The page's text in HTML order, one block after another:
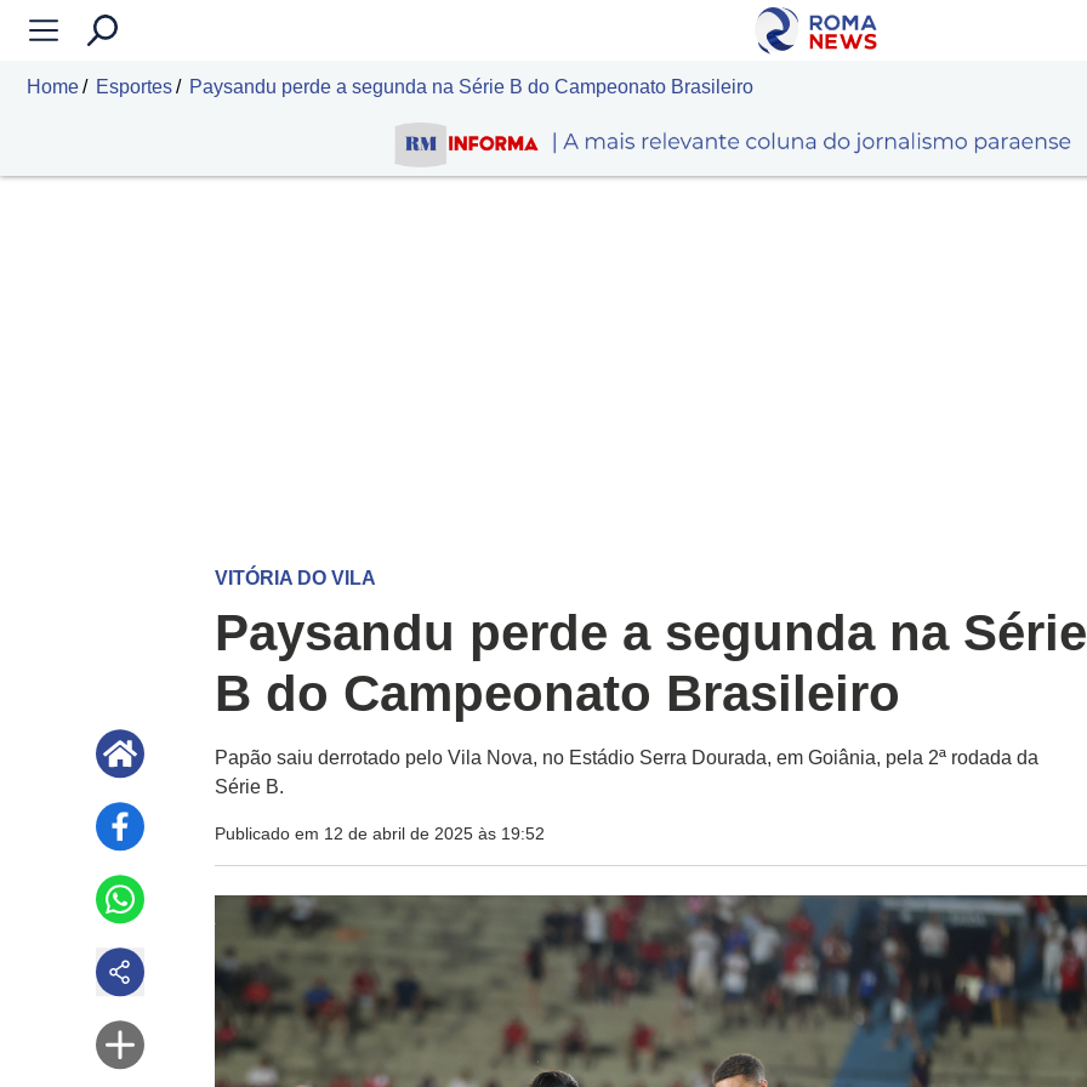
Home Esportes Paysandu perde a segunda na Série B do Campeonato Brasileiro
VITÓRIA DO VILA
Paysandu perde a segunda na Série
B do Campeonato Brasileiro
Papão saiu derrotado pelo Vila Nova, no Estádio Serra Dourada, em Goiânia, pela 2ª rodada da
Série B.
Publicado em 12 de abril de 2025 às 19:52